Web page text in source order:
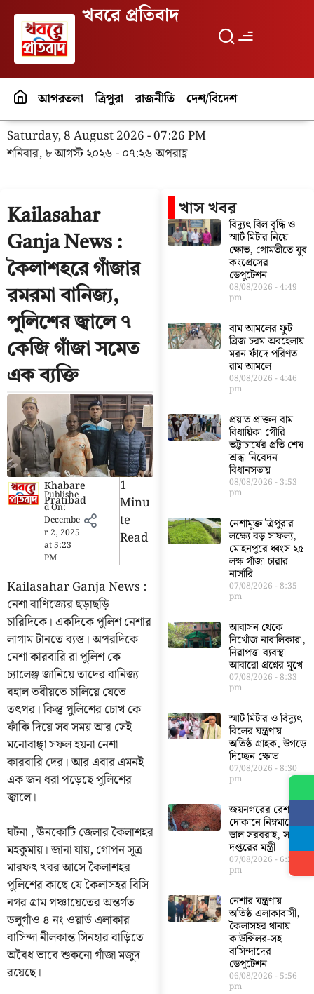
খবরে প্রতিবাদ
আগরতলা ত্রিপুরা রাজনীতি দেশ/বিদেশ
Saturday, 8 August 2026 - 07:26 PM
শনিবার, ৮ আগস্ট ২০২৬ - ০৭:২৬ অপরাহ্ণ
Kailasahar
Ganja News :
কৈলাশহরে গাঁজার
রমরমা বানিজ্য,
পুলিশের জ্বালে ৭
কেজি গাঁজা সমেত
এক ব্যক্তি
Khabare
Pratibad
Publishe
d On:
Decembe
r 2, 2025
at5:23
PM
1
Minu
Te
Read
Kailasahar Ganja News :
নেশা বাণিজ্যের ছড়াছড়ি
চারিদিকে। একদিকে পুলিশ নেশার
লাগাম টানতে ব্যস্ত। অপরদিকে
নেশা কারবারি রা পুলিশ কে
চ্যালেঞ্জ জানিয়ে তাদের বানিজ্য
বহাল তবীয়তে চালিয়ে যেতে
তৎপর। কিন্তু পুলিশের চোখ কে
ফাঁকি দিয়ে সব সময় আর সেই
মনোবাঞ্ছা সফল হয়না নেশা
কারবারি দের। আর এবার এমনই
এক জন ধরা পড়েছে পুলিশের
জ্বালে।
ঘটনা , ঊনকোটি জেলার কৈলাশহর
মহকুমায়। জানা যায়, গোপন সূত্র
মারফৎ খবর আসে কৈলাশহর
পুলিশের কাছে যে কৈলাসহর বিসি
নগর গ্রাম পঞ্চায়েতের অন্তর্গত
ডলুগাঁও ৪ নং ওয়ার্ড এলাকার
বাসিন্দা নীলকান্ত সিনহার বাড়িতে
অবৈধ ভাবে শুকনো গাঁজা মজুদ
রয়েছে।
খাস খবর
বিদ্যুৎ বিল বৃদ্ধি ও
স্মার্ট মিটার নিয়ে
ক্ষোভ, গোমতীতে যুব
কংগ্রেসের
ডেপুটেশন
08/08/2026 4:49
pm
বাম আমলের ফুট
ব্রিজ চরম অবহেলায়
মরন ফাঁদে পরিণত
রাম আমলে
08/08/2026 4:46
pm
প্রয়াত প্রাক্তন বাম
বিধায়িকা গৌরি
ভট্টাচার্যের প্রতি শেষ
শ্রদ্ধা নিবেদন
বিধানসভায়
08/08/2026 3:53
pm
নেশামুক্ত ত্রিপুরার
লক্ষ্যে বড় সাফল্য,
মোহনপুরে ধ্বংস ২৫
লক্ষ গাঁজা চারার
নার্সারি
07/08/2026 8:35
pm
আবাসন থেকে
নিখোঁজ নাবালিকারা,
নিরাপত্তা ব্যবস্থা
আবারো প্রশ্নের মুখে
07/08/2026 8:33
pm
স্মার্ট মিটার ও বিদ্যুৎ
বিলের যন্ত্রণায়
অতিষ্ঠ গ্রাহক, উগড়ে
দিচ্ছেন ক্ষোভ
07/08/2026 8:30
pm
জয়নগরের রেশন
দোকানে নিম্নমানের
ডাল সরবরাহ, সরব
দপ্তরের মন্ত্রী
07/08/2026 6:23
pm
নেশার যন্ত্রণায়
অতিষ্ঠ এলাকাবাসী,
কৈলাসহর থানায়
কাউন্সিলর-সহ
বাসিন্দাদের
ডেপুটেশন
06/08/2026 5:56
pm